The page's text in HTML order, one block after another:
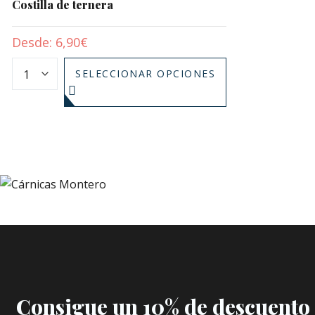
Costilla de ternera
Desde: 6,90€
SELECCIONAR OPCIONES
Consigue un 10% de descuento